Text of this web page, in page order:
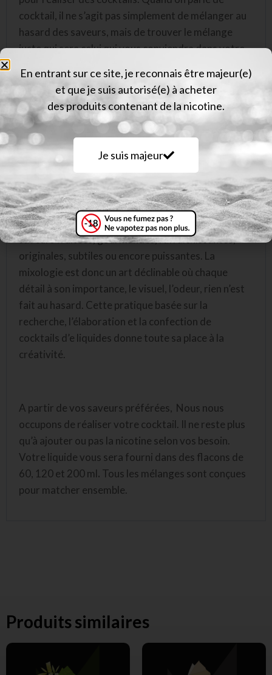
cocktail, il ne s’agit pas simplement de mélanger au
hasard des saveurs, mais de trouver le mélange
juste qui sera celui qui vous conviendra dans votre
A l’origine de la marque, se trouve des passionnés
de la vapote qui sont parvenus à faire de leur
passion leur métier. Cela donne des idées et des
produits différents, conçus non pas par des « nez »
industriels, mais par des palais de
vapoteurs. Le Mixologue vous propose ainsi un
orgue de 81 mono-saveursprêtes à vaper mais
surtout met à votre disposition différents cocktails
dont l’un ou l’autre va devenir VOTRE juice avec des
saveurs fruitées, gourmandes, rafraichissantes,
originales, subtiles ou encore puissantes. La
mixologie est donc un art déclinable où chaque
détail à son importance, le visuel, l’odeur, rien n’est
fait au hasard. Cette pratique basée sur la
recherche, l’élaboration et la confection de
cocktails d’e liquides donne toute sa place à la
créativité.
A partir de vos saveurs préférées, Nous nous
occupons de réaliser votre cocktail. Il ne reste plus
qu’à ajouter ou pas la nicotine selon vos besoin.
Votre liquide vous sera fourni dans des flacons de
60, 120 et 200 ml. Tous les mélanges sont conçues
pour matcher ensemble.
Produits similaires
En entrant sur ce site, je reconnais être majeur(e)
et que je suis autorisé(e) à acheter
des produits contenant de la nicotine.
Je suis majeur